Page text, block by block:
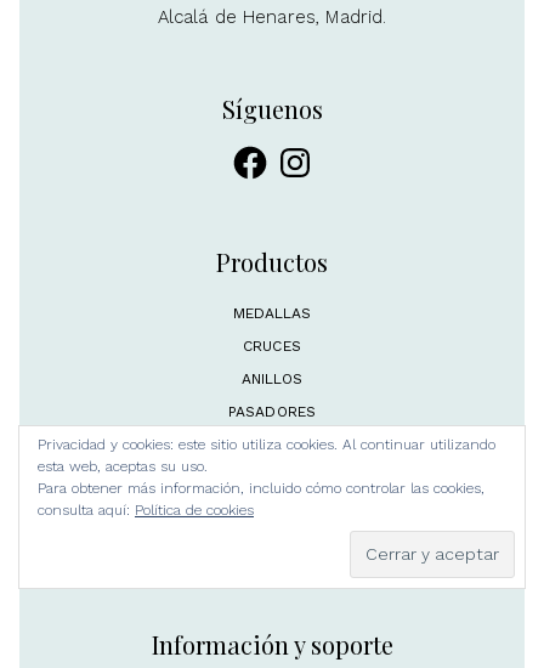
Alcalá de Henares, Madrid.
Síguenos
FacebookInstagram
Productos
MEDALLAS
CRUCES
ANILLOS
PASADORES
PEINETAS
PULSERAS & BRAZALETES
ORFEBRERÍA CLÁSICA
Información y soporte
Privacidad y cookies: este sitio utiliza cookies. Al continuar utilizando
esta web, aceptas su uso.
Para obtener más información, incluido cómo controlar las cookies,
consulta aquí: Política de cookies